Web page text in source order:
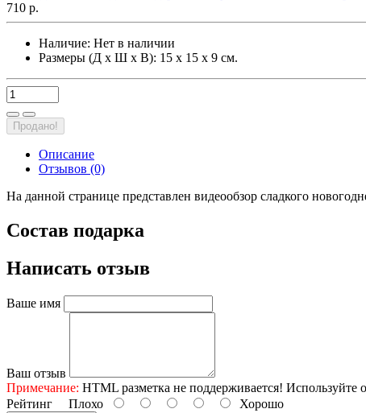
710 р.
Наличие: Нет в наличии
Размеры (Д х Ш х В): 15 х 15 х 9 см.
Продано!
Описание
Отзывов (0)
На данной странице представлен видеообзор сладкого
Состав подарка
Написать отзыв
Ваше имя
Ваш отзыв
Примечание: HTML разметка не поддерживается! Используйте
Рейтинг Плохо Хорошо